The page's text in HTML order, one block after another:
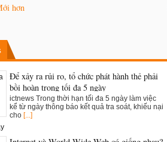
hơn
Để xảy ra rủi ro, tổ chức phát hành thẻ phải
bồi hoàn trong tối đa 5 ngày
ictnews Trong thời hạn tối đa 5 ngày làm việc
kể từ ngày thông báo kết quả tra soát, khiếu nại
cho [...]